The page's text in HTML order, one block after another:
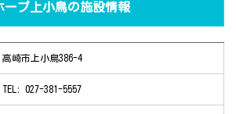
ープ上小鳥の施設情報
高崎市上小鳥386-4
TEL: 027-381-5557